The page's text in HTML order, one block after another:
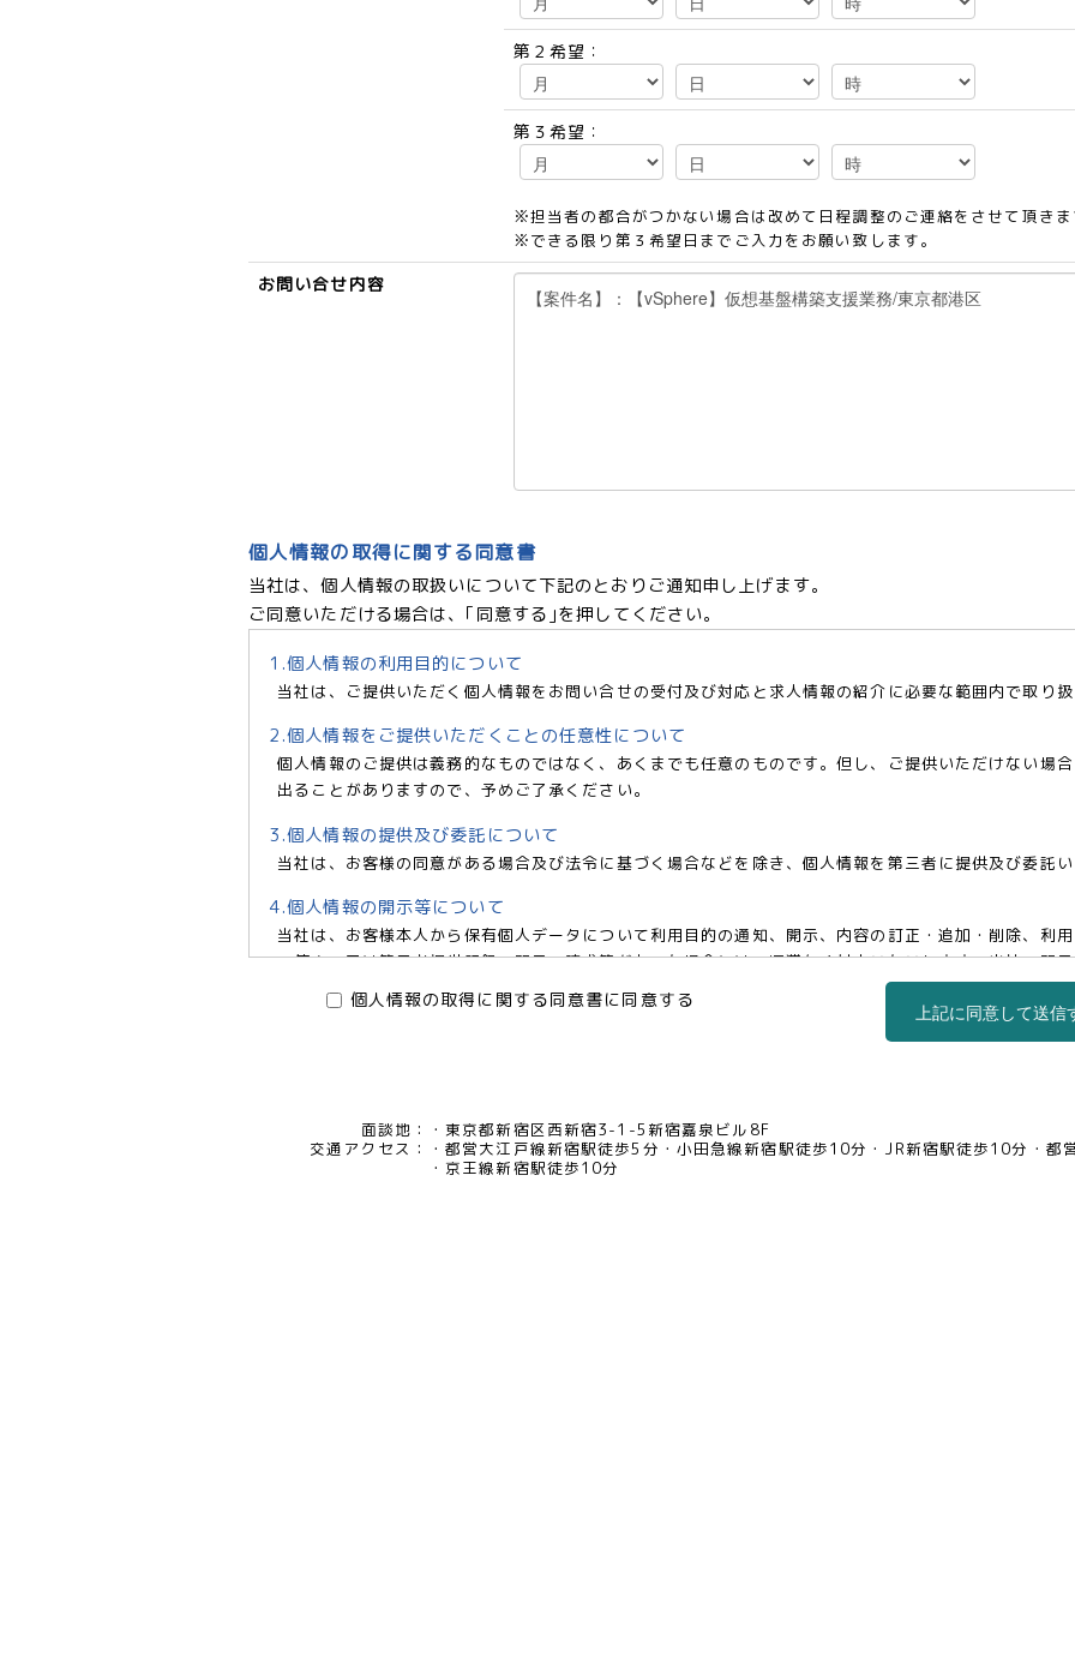
第２希望：
第３希望：
※担当者の都合がつかない場合は改めて日程調整のご連絡をさせて頂き
※できる限り第３希望日までご入力をお願い致します。
お問い合せ内容
個人情報の取得に関する同意書
当社は、個人情報の取扱いについて下記のとおりご通知申し上げます。
ご同意いただける場合は、｢同意する｣を押してください。
1.個人情報の利用目的について
当社は、ご提供いただく個人情報をお問い合せの受付及び対応と求人情報の紹介に必要な範囲内で取り
2.個人情報をご提供いただくことの任意性について
個人情報のご提供は義務的なものではなく、あくまでも任意のものです。但し、ご提供いただけない場
出ることがありますので、予めご了承ください。
3.個人情報の提供及び委託について
当社は、お客様の同意がある場合及び法令に基づく場合などを除き、個人情報を第三者に提供及び委託
4.個人情報の開示等について
当社は、お客様本人から保有個人データについて利用目的の通知、開示、内容の訂正・追加・削除、利
の停止、又は第三者提供記録の開示の請求等があった場合には、遅滞なく対応いたいします。当社の
6966 e-mail:pv@mimaze.co.jp)までお申し出ください。
eメール：pv@mimaze.co.jp
個人情報の取得に関する同意書に同意する 上記に同意して送信
面談地：
東京都新宿区西新宿3-1-5新宿嘉泉ビル8F
交通アクセス：
都営大江戸線新宿駅徒歩5分 小田急線新宿駅徒歩10分 JR新宿駅徒歩10分
都
京王線新宿駅徒歩10分